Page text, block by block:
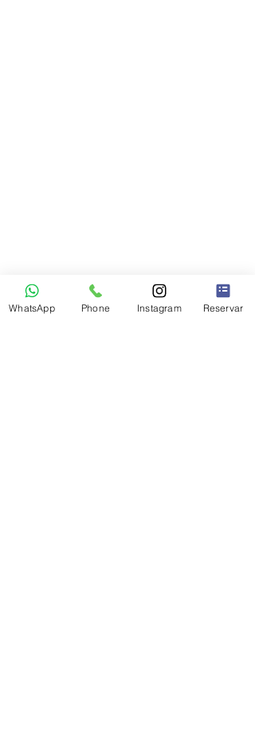
WhatsApp Phone Instagram Reservar